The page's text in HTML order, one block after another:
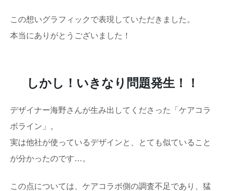
この想いグラフィックで表現していただきました。
本当にありがとうございました！
しかし！いきなり問題発生！！
デザイナー海野さんが生み出してくださった「ケアコラ
ボライン」。
実は他社が使っているデザインと、とても似ていること
が分かったのです…。
この点については、ケアコラボ側の調査不足であり、猛